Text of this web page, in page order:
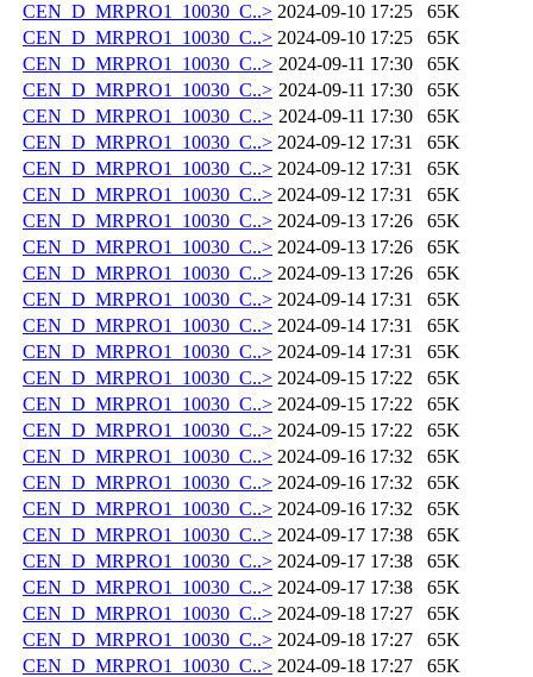
CEN_D_MRPRO1_10030_C..> 2024-09-10 17:25
65K
CEN_D_MRPRO1_10030_C..> 2024-09-10 17:25
65K
CEN_D_MRPRO1_10030_C..> 2024-09-11 17:30
65K
CEN_D_MRPRO1_10030_C..> 2024-09-11 17:30
65K
CEN_D_MRPRO1_10030_C..> 2024-09-11 17:30
65K
CEN_D_MRPRO1_10030_C..> 2024-09-12 17:31
65K
CEN_D_MRPRO1_10030_C..> 2024-09-12 17:31
65K
CEN_D_MRPRO1_10030_C..> 2024-09-12 17:31
65K
CEN_D_MRPRO1_10030_C..> 2024-09-13 17:26
65K
CEN_D_MRPRO1_10030_C..> 2024-09-13 17:26
65K
CEN_D_MRPRO1_10030_C..> 2024-09-13 17:26
65K
CEN_D_MRPRO1_10030_C..> 2024-09-14 17:31
65K
CEN_D_MRPRO1_10030_C..> 2024-09-14 17:31
65K
CEN_D_MRPRO1_10030_C..> 2024-09-14 17:31
65K
CEN_D_MRPRO1_10030_C..> 2024-09-15 17:22
65K
CEN_D_MRPRO1_10030_C..> 2024-09-15 17:22
65K
CEN_D_MRPRO1_10030_C..> 2024-09-15 17:22
65K
CEN_D_MRPRO1_10030_C..> 2024-09-16 17:32
65K
CEN_D_MRPRO1_10030_C..> 2024-09-16 17:32
65K
CEN_D_MRPRO1_10030_C..> 2024-09-16 17:32
65K
CEN_D_MRPRO1_10030_C..> 2024-09-17 17:38
65K
CEN_D_MRPRO1_10030_C..> 2024-09-17 17:38
65K
CEN_D_MRPRO1_10030_C..> 2024-09-17 17:38
65K
CEN_D_MRPRO1_10030_C..> 2024-09-18 17:27
65K
CEN_D_MRPRO1_10030_C..> 2024-09-18 17:27
65K
CEN_D_MRPRO1_10030_C..> 2024-09-18 17:27
65K